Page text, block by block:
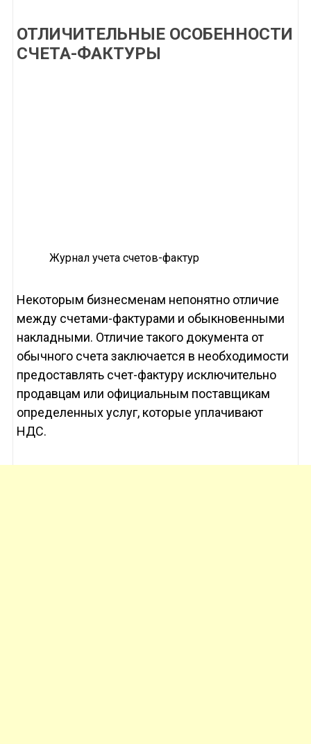
ОТЛИЧИТЕЛЬНЫЕ ОСОБЕННОСТИ
СЧЕТА-ФАКТУРЫ
Журнал учета счетов-фактур
Некоторым бизнесменам непонятно отличие
между счетами-фактурами и обыкновенными
накладными. Отличие такого документа от
обычного счета заключается в необходимости
предоставлять счет-фактуру исключительно
продавцам или официальным поставщикам
определенных услуг, которые уплачивают
НДС.